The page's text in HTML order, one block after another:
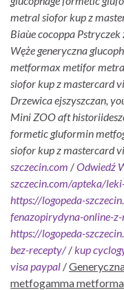
metral siofor kup z
Biaùe cocoppa
Węże generyczna
metformax metifor
siofor kup z mastercard
Drzewica ejszyszczan,
Mini ZOO aft
formetic gluformin
siofor kup z mastercard
szczecin.com /Odwiedź
szczecin.com/apteka/
https://logopeda-
fenazopirydyna-online-
https://logopeda-
bez-recepty// kup
visa paypal /
metfogamma